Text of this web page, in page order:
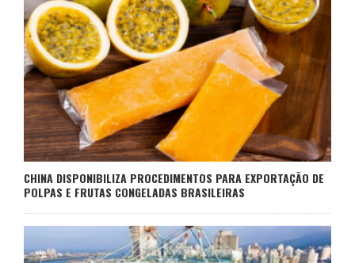
CHINA DISPONIBILIZA PROCEDIMENTOS PARA EXPORTAÇÃO DE
POLPAS E FRUTAS CONGELADAS BRASILEIRAS